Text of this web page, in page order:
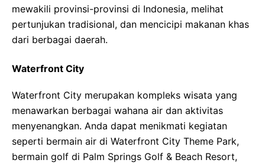
mewakili provinsi-provinsi di Indonesia, melihat
pertunjukan tradisional, dan mencicipi makanan khas
dari berbagai daerah.
Waterfront City
Waterfront City merupakan kompleks wisata yang
menawarkan berbagai wahana air dan aktivitas
menyenangkan. Anda dapat menikmati kegiatan
seperti bermain air di Waterfront City Theme Park,
bermain golf di Palm Springs Golf & Beach Resort,